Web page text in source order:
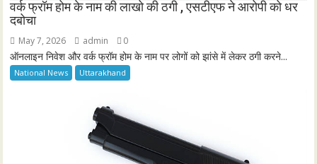
वर्क फ्रॉम होम के नाम की लाखो की ठगी , एसटीएफ ने आरोपी को धर
दबोचा
May 7, 2026 admin 0
ऑनलाइन निवेश और वर्क फ्रॉम होम के नाम पर लोगों को झांसे में लेकर ठगी करने...
National News Uttarakhand